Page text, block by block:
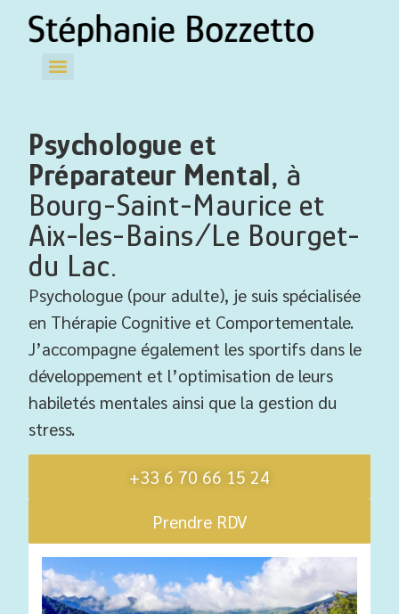
Psychologue et
Préparateur Mental, à
Bourg-Saint-Maurice et
Aix-les-Bains/Le Bourget-
du Lac.
Psychologue (pour adulte), je suis spécialisée
en Thérapie Cognitive et Comportementale.
J’accompagne également les sportifs dans le
développement et l’optimisation de leurs
habiletés mentales ainsi que la gestion du
stress.
+33 6 70 66 15 24
Prendre RDV